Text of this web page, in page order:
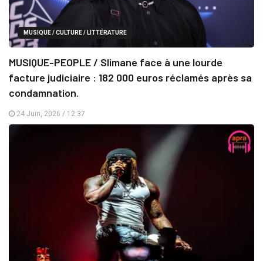
MUSIQUE / CULTURE / LITTÉRATURE
MUSIQUE-PEOPLE / Slimane face à une lourde
facture judiciaire : 182 000 euros réclamés après sa
condamnation.
24 Juin, 2026 / 12:37